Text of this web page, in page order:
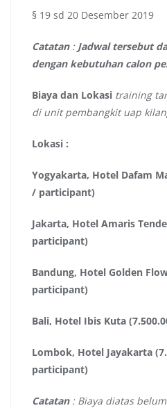
§ 19 sd 20 Desember 2019
Catatan : Jadwal tersebut
dengan kebutuhan calon
Biaya dan Lokasi training
di unit pembangkit uap
Lokasi :
Yogyakarta, Hotel Dafam
/ participant)
Jakarta, Hotel Amaris
participant)
Bandung, Hotel Golden
participant)
Bali, Hotel Ibis Kuta
Lombok, Hotel Jayakarta
participant)
Catatan : Biaya diatas